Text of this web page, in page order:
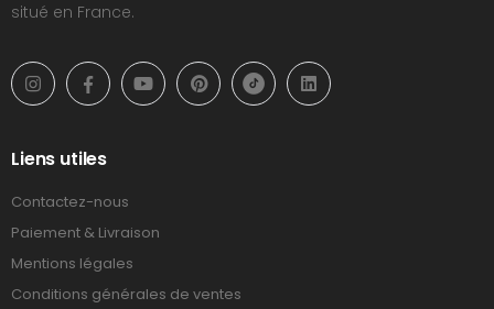
situé en France.
Liens utiles
Contactez-nous
Paiement & Livraison
Mentions légales
Conditions générales de ventes